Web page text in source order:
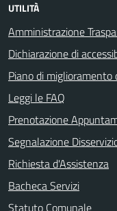
UTILITÀ
Amministrazione
Dichiarazione di
Piano di miglioramento
Leggi le FAQ
Prenotazione
Segnalazione
Richiesta d'Assistenza
Bacheca Servizi
Statuto Comunale